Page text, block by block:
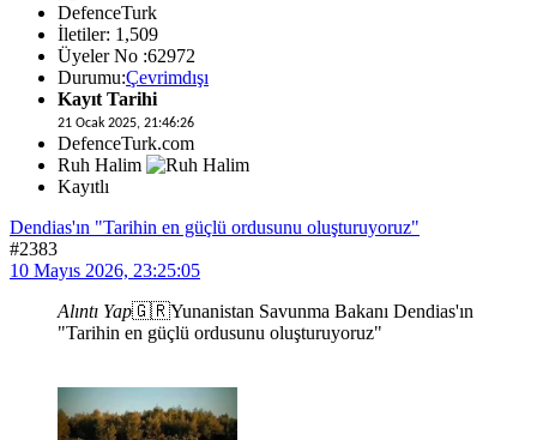
DefenceTurk
İletiler: 1,509
Üyeler No :62972
Durumu:Çevrimdışı
Kayıt Tarihi
21 Ocak 2025, 21:46:26
DefenceTurk.com
Ruh Halim
Kayıtlı
Dendias'ın "Tarihin en güçlü ordusunu oluşturuyoruz"
#2383
10 Mayıs 2026, 23:25:05
Alıntı Yap🇬🇷Yunanistan Savunma Bakanı Dendias'ın
"Tarihin en güçlü ordusunu oluşturuyoruz"